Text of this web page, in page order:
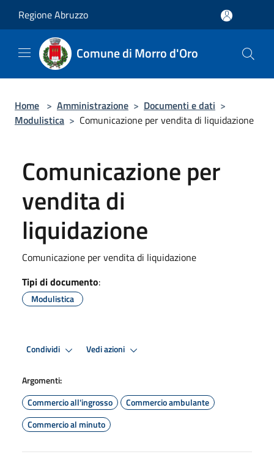
Regione Abruzzo
Comune di Morro d'Oro
Home > Amministrazione > Documenti e dati >
Modulistica > Comunicazione per vendita di liquidazione
Comunicazione per
vendita di
liquidazione
Comunicazione per vendita di liquidazione
Tipi di documento:
Modulistica
Condividi Vedi azioni
Argomenti:
Commercio all'ingrosso
Commercio ambulante
Commercio al minuto